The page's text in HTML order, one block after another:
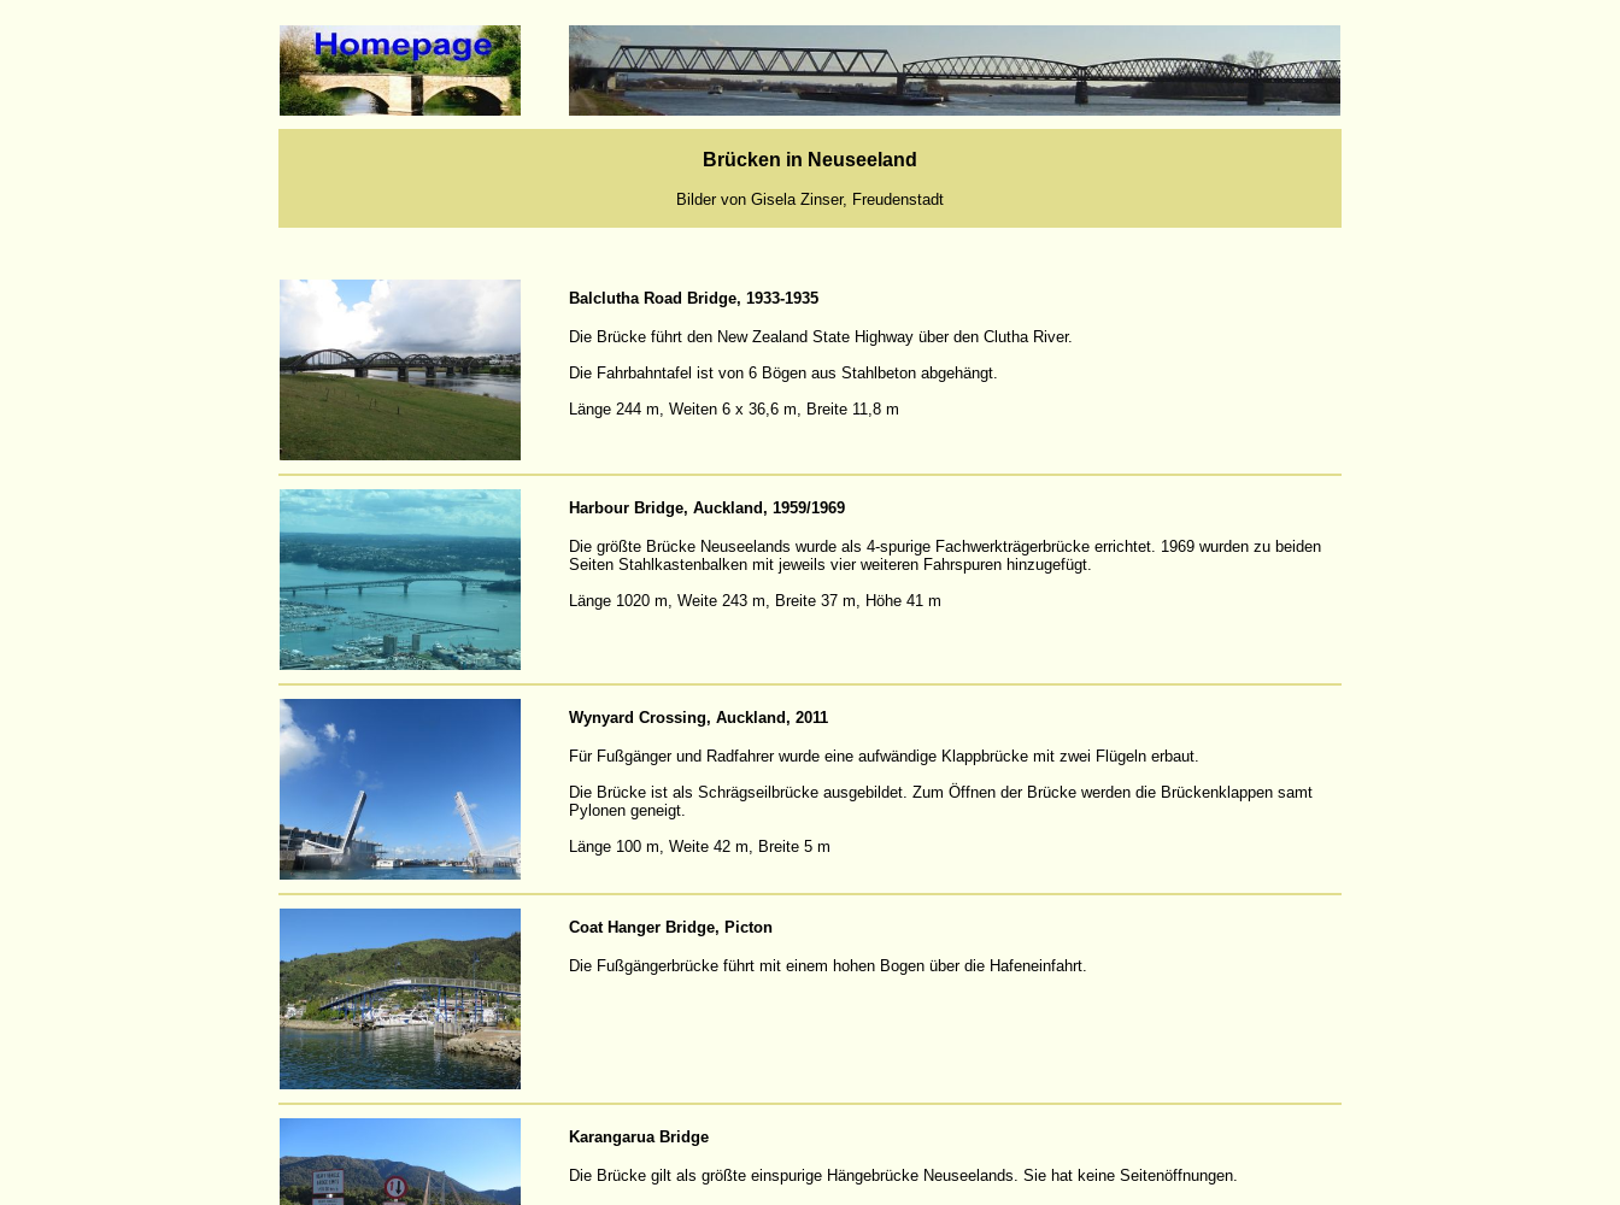
Brücken in Neuseeland
Bilder von Gisela Zinser, Freudenstadt
Balclutha Road Bridge, 1933-1935
Die Brücke führt den New Zealand State Highway über den Clutha River.
Die Fahrbahntafel ist von 6 Bögen aus Stahlbeton abgehängt.
Länge 244 m, Weiten 6 x 36,6 m, Breite 11,8 m
Harbour Bridge, Auckland, 1959/1969
Die größte Brücke Neuseelands wurde als 4-spurige Fachwerkträgerbrücke errichtet. 1969 wurden zu beiden
Seiten Stahlkastenbalken mit jeweils vier weiteren Fahrspuren hinzugefügt.
Länge 1020 m, Weite 243 m, Breite 37 m, Höhe 41 m
Wynyard Crossing, Auckland, 2011
Für Fußgänger und Radfahrer wurde eine aufwändige Klappbrücke mit zwei Flügeln erbaut.
Die Brücke ist als Schrägseilbrücke ausgebildet. Zum Öffnen der Brücke werden die Brückenklappen samt
Pylonen geneigt.
Länge 100 m, Weite 42 m, Breite 5 m
Coat Hanger Bridge, Picton
Die Fußgängerbrücke führt mit einem hohen Bogen über die Hafeneinfahrt.
Karangarua Bridge
Die Brücke gilt als größte einspurige Hängebrücke Neuseelands. Sie hat keine Seitenöffnungen.